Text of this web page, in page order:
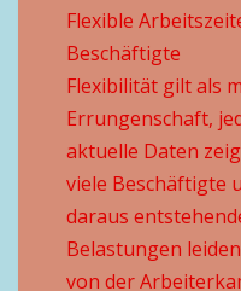
Flexible
Beschäftigte
Flexibilität gilt als
Errungenschaft,
aktuelle Daten
viele Beschäftigte
daraus
Belastungen
von der